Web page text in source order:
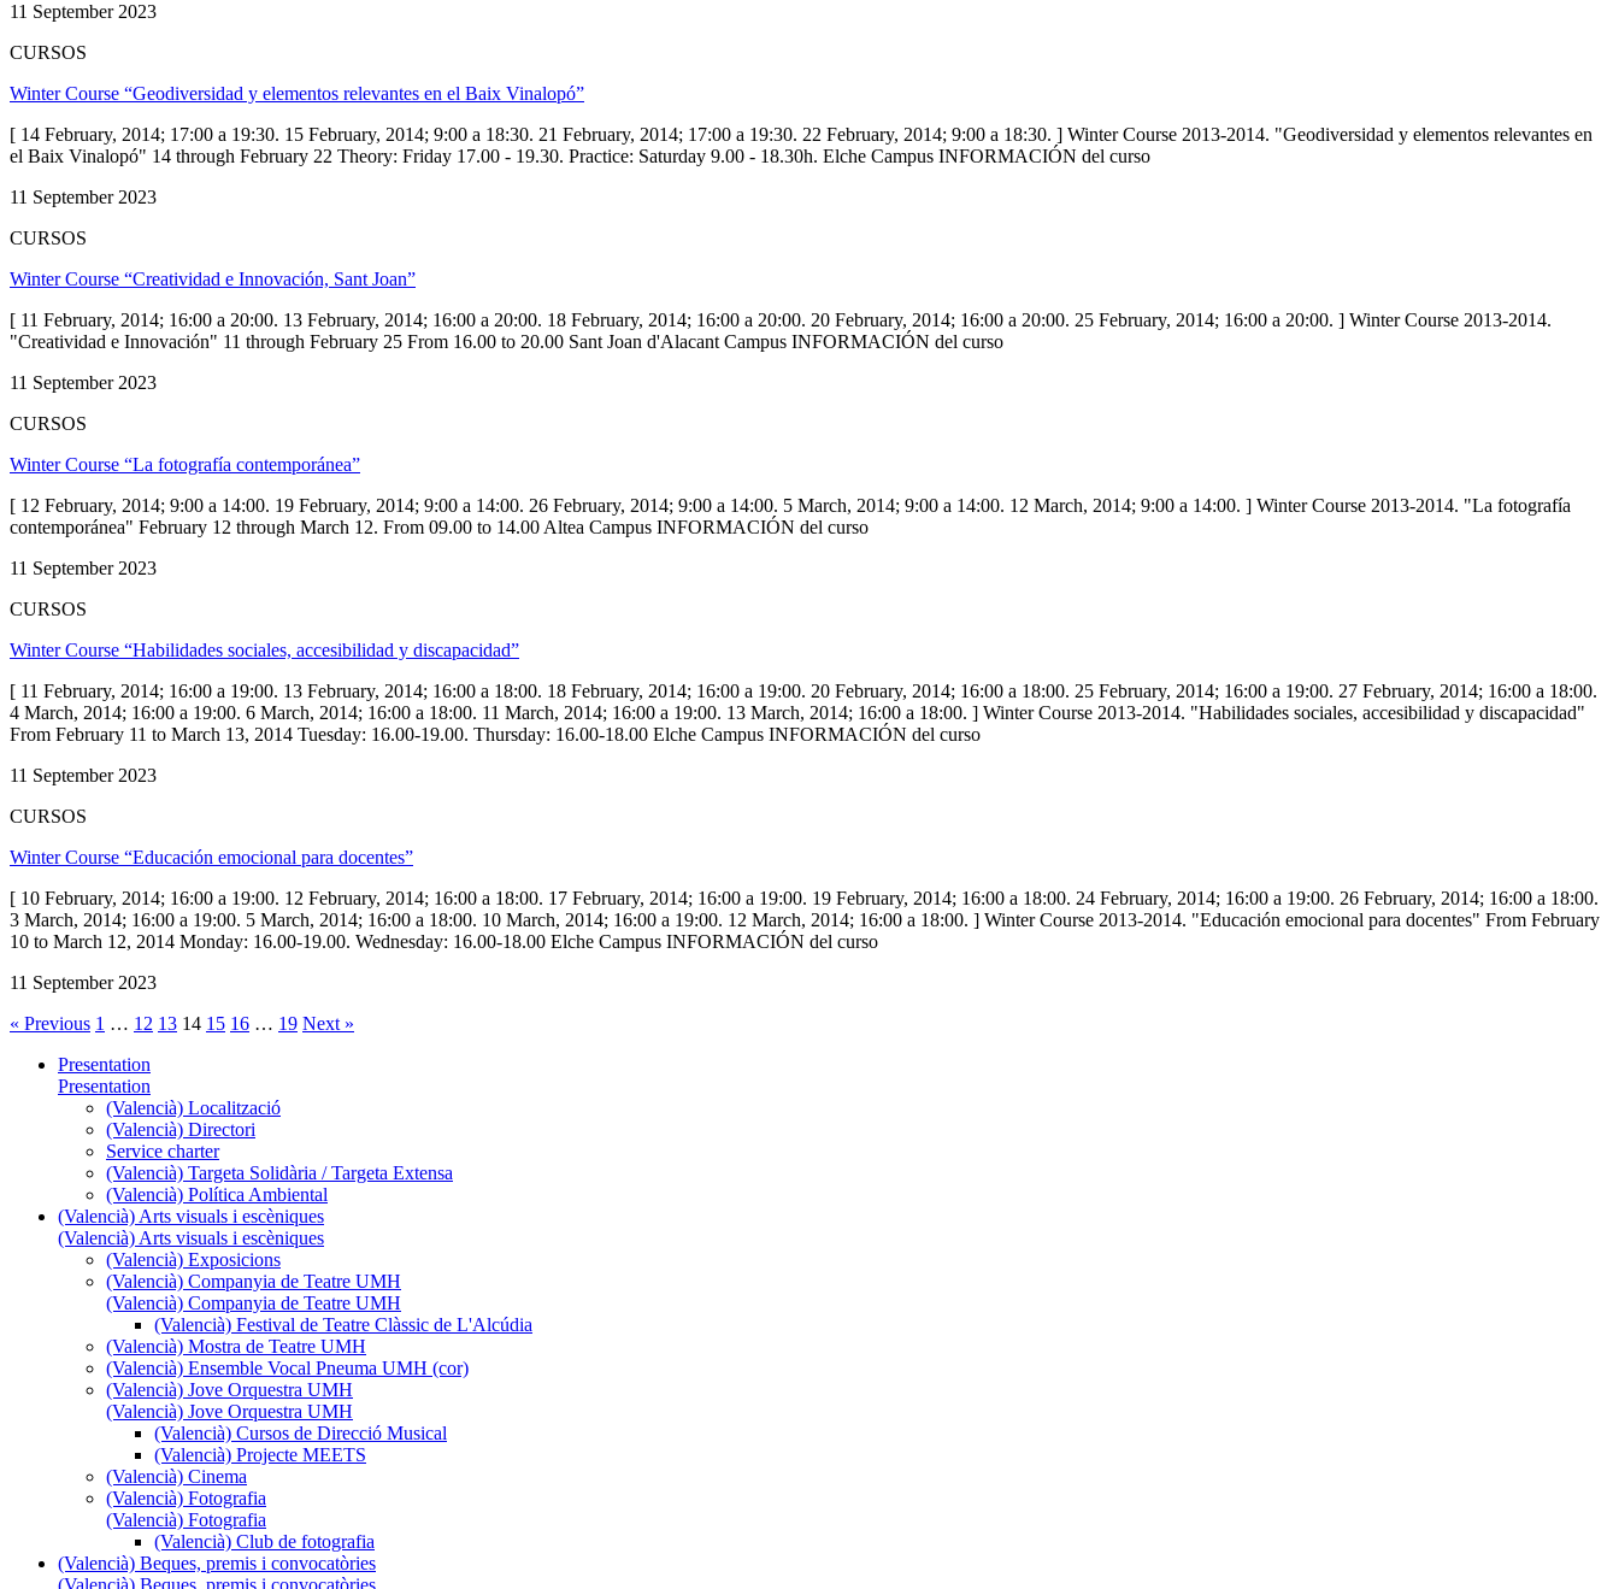
11 September 2023
CURSOS
Winter Course “Geodiversidad y elementos relevantes en el Baix Vinalopó”
[ 14 February, 2014; 17:00 a 19:30. 15 February, 2014; 9:00 a 18:30. 21 February, 2014; 17:00 a 19:30. 22 February, 2014; 9:00 a 18:30. ] Winter Course 2013-2014. "Geodiversidad y elementos relevantes en
el Baix Vinalopó" 14 through February 22 Theory: Friday 17.00 - 19.30. Practice: Saturday 9.00 - 18.30h. Elche Campus INFORMACIÓN del curso
11 September 2023
CURSOS
Winter Course “Creatividad e Innovación, Sant Joan”
[ 11 February, 2014; 16:00 a 20:00. 13 February, 2014; 16:00 a 20:00. 18 February, 2014; 16:00 a 20:00. 20 February, 2014; 16:00 a 20:00. 25 February, 2014; 16:00 a 20:00. ] Winter Course 2013-2014.
"Creatividad e Innovación" 11 through February 25 From 16.00 to 20.00 Sant Joan d'Alacant Campus INFORMACIÓN del curso
11 September 2023
CURSOS
Winter Course “La fotografía contemporánea”
[ 12 February, 2014; 9:00 a 14:00. 19 February, 2014; 9:00 a 14:00. 26 February, 2014; 9:00 a 14:00. 5 March, 2014; 9:00 a 14:00. 12 March, 2014; 9:00 a 14:00. ] Winter Course 2013-2014. "La fotografía
contemporánea" February 12 through March 12. From 09.00 to 14.00 Altea Campus INFORMACIÓN del curso
11 September 2023
CURSOS
Winter Course “Habilidades sociales, accesibilidad y discapacidad”
[ 11 February, 2014; 16:00 a 19:00. 13 February, 2014; 16:00 a 18:00. 18 February, 2014; 16:00 a 19:00. 20 February, 2014; 16:00 a 18:00. 25 February, 2014; 16:00 a 19:00. 27 February, 2014; 16:00 a 18:00.
4 March, 2014; 16:00 a 19:00. 6 March, 2014; 16:00 a 18:00. 11 March, 2014; 16:00 a 19:00. 13 March, 2014; 16:00 a 18:00. ] Winter Course 2013-2014. "Habilidades sociales, accesibilidad y discapacidad"
From February 11 to March 13, 2014 Tuesday: 16.00-19.00. Thursday: 16.00-18.00 Elche Campus INFORMACIÓN del curso
11 September 2023
CURSOS
Winter Course “Educación emocional para docentes”
[ 10 February, 2014; 16:00 a 19:00. 12 February, 2014; 16:00 a 18:00. 17 February, 2014; 16:00 a 19:00. 19 February, 2014; 16:00 a 18:00. 24 February, 2014; 16:00 a 19:00. 26 February, 2014; 16:00 a 18:00.
3 March, 2014; 16:00 a 19:00. 5 March, 2014; 16:00 a 18:00. 10 March, 2014; 16:00 a 19:00. 12 March, 2014; 16:00 a 18:00. ] Winter Course 2013-2014. "Educación emocional para docentes" From February
10 to March 12, 2014 Monday: 16.00-19.00. Wednesday: 16.00-18.00 Elche Campus INFORMACIÓN del curso
11 September 2023
« Previous 1 … 12 13 14 15 16 … 19 Next »
Presentation
Presentation
(Valencià) Localització
(Valencià) Directori
Service charter
(Valencià) Targeta Solidària / Targeta Extensa
(Valencià) Política Ambiental
(Valencià) Arts visuals i escèniques
(Valencià) Arts visuals i escèniques
(Valencià) Exposicions
(Valencià) Companyia de Teatre UMH
(Valencià) Companyia de Teatre UMH
(Valencià) Festival de Teatre Clàssic de L'Alcúdia
(Valencià) Mostra de Teatre UMH
(Valencià) Ensemble Vocal Pneuma UMH (cor)
(Valencià) Jove Orquestra UMH
(Valencià) Jove Orquestra UMH
(Valencià) Cursos de Direcció Musical
(Valencià) Projecte MEETS
(Valencià) Cinema
(Valencià) Fotografia
(Valencià) Fotografia
(Valencià) Club de fotografia
(Valencià) Beques, premis i convocatòries
(Valencià) Beques, premis i convocatòries